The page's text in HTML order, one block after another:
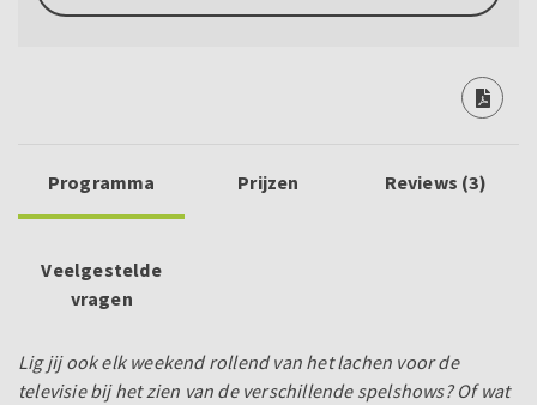
Programma Prijzen Reviews (3)
Veelgestelde
vragen
Lig jij ook elk weekend rollend van het lachen voor de
televisie bij het zien van de verschillende spelshows? Of wat